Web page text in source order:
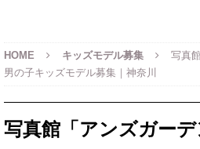
HOME キッズモデル募集
写真
男の子キッズモデル募集｜神奈川
写真館「アンズガー